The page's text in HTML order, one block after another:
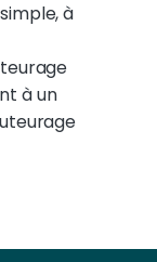
à
à un